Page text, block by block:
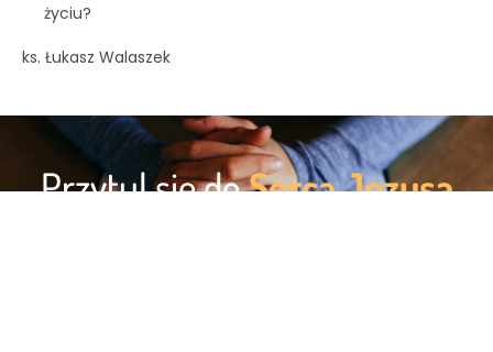
życiu?
ks. Łukasz Walaszek
Przytul się doSerca Jezusa